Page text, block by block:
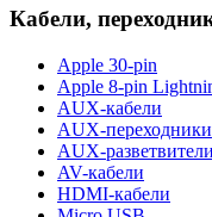
Кабели,
Apple 30-pin
Apple 8-pin
AUX-кабели
AUX-переходники
AUX-
AV-кабели
HDMI-кабели